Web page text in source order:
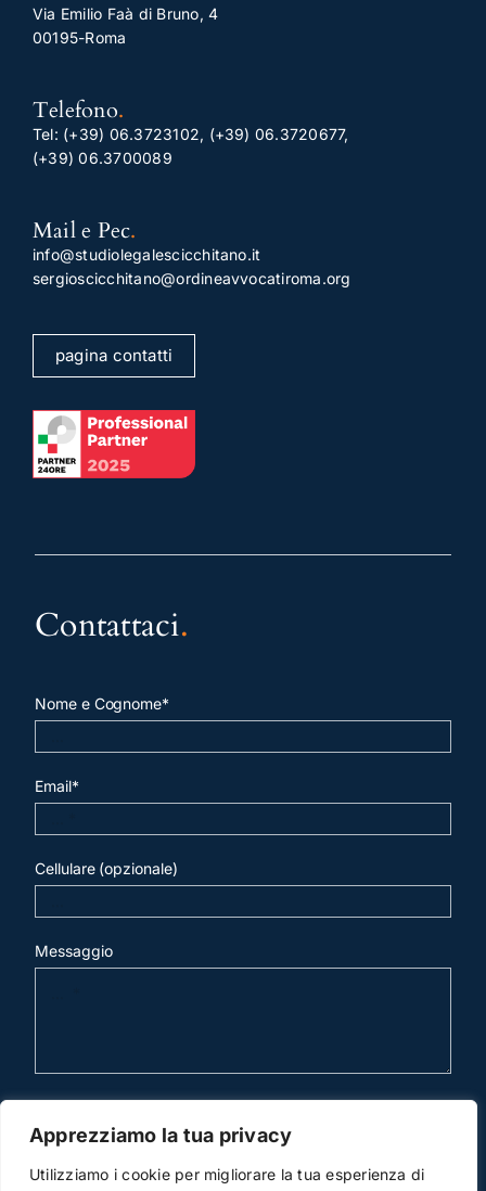
Apprezziamo la tua privacy
Utilizziamo i cookie per migliorare la tua esperienza di
Via Emilio Faà di Bruno, 4
00195-Roma
Telefono.
Tel: (+39) 06.3723102, (+39) 06.3720677,
(+39) 06.3700089
Mail e Pec.
info@studiolegalescicchitano.it
sergioscicchitano@ordineavvocatiroma.org
pagina contatti
Contattaci.
Nome e Cognome*
Email*
Cellulare (opzionale)
Messaggio
invia mail